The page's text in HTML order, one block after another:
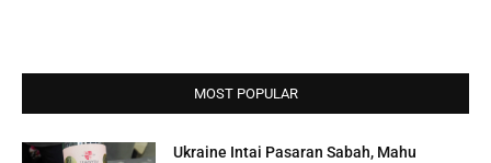
MOST POPULAR
Ukraine Intai Pasaran Sabah, Mahu